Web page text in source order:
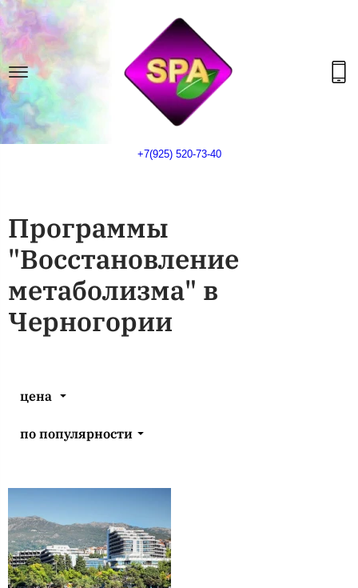
+7(925) 520-73-40
Программы
"Восстановление
метаболизма" в
Черногории
цена
по популярности